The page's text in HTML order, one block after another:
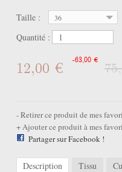
Taille : 36
Quantité :
12,00 € -63,00 €
Retirer ce produit de mes
Ajouter ce produit à mes
Partager sur Facebook !
Description Tissu